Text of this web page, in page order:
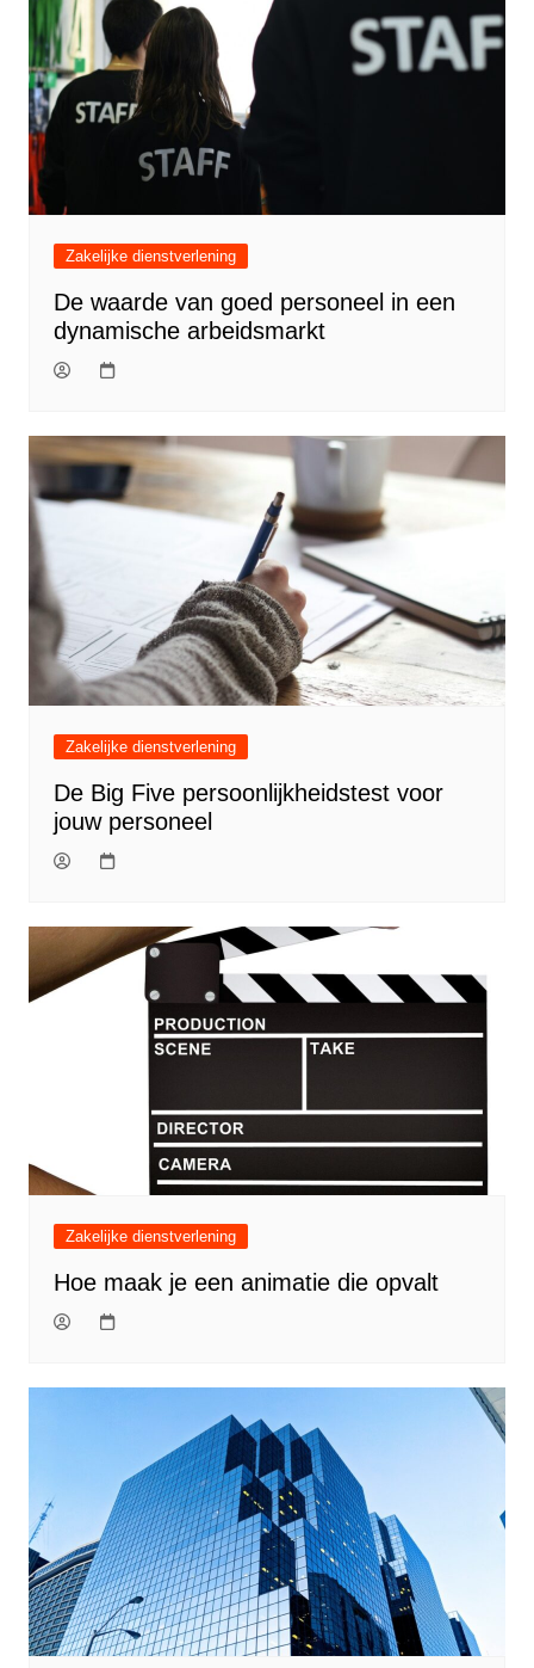
Zakelijke dienstverlening
De waarde van goed personeel in een
dynamische arbeidsmarkt
Zakelijke dienstverlening
De Big Five persoonlijkheidstest voor
jouw personeel
Zakelijke dienstverlening
Hoe maak je een animatie die opvalt